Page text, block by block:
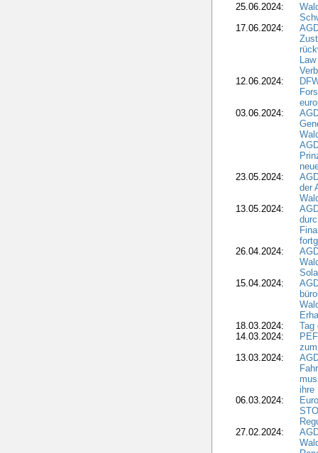
25.06.2024:
17.06.2024:
12.06.2024:
03.06.2024:
23.05.2024:
der
13.05.2024:
26.04.2024:
15.04.2024:
18.03.2024:
Tag
14.03.2024:
13.03.2024:
ihre
06.03.2024:
27.02.2024: